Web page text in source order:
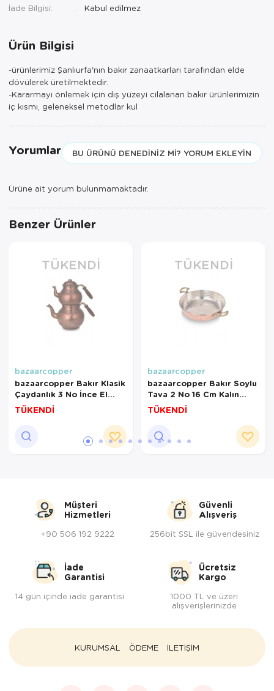
İade Bilgisi:
Ürün Bilgisi
-ürünlerimiz Şanlıurfa'nın bakır zanaatkarları tarafından elde
dövülerek üretilmektedir.
-Kararmayı önlemek için dış yüzeyi cilalanan bakır ürünlerimizin
iç kısmı, geleneksel metodlar kul
Yorumlar BU ÜRÜNÜ DENEDINIZ MI? YORUM EKLEYIN
Ürüne ait yorum bulunmamaktadır.
Benzer Ürünler
TÜKENDI
bazaarcopper
bazaarcopper Bakır Klasik
Çaydanlık 3 No İnce El
Dövme Oksit
bazaarcopper1955-3
TÜKENDİ
TÜKENDI
bazaarcopper
bazaarcopper Bakır Soylu
Tava 2 No 16 Cm Kalın
Kırmızı
bazaarcopper7551-1
TÜKENDİ
Müşteri
Hizmetleri
+90 506 192 9222
Güvenli
Alışveriş
256bit SSL ile güvendesiniz
İade
Garantisi
14 gün içinde iade garantisi
Ücretsiz
Kargo
1000 TL ve üzeri
alışverişlerinizde
KURUMSAL ÖDEME İLETİŞİM